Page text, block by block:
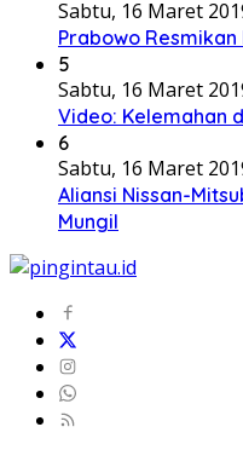
Sabtu, 16 Maret
Prabowo
5
Sabtu, 16 Maret
Video: Kelemahan
6
Sabtu, 16 Maret
Aliansi Nissan-
Mungil